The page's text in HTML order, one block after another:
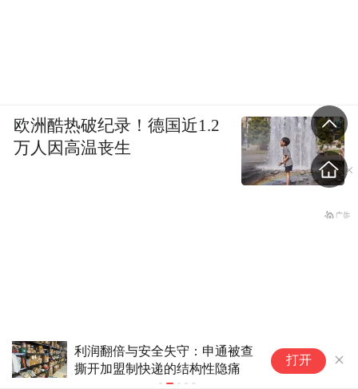
小封泥，大智慧
券商投资者
传、投诉追
打开
欧洲酷热破纪录！德国近1.2
万人因高温丧生